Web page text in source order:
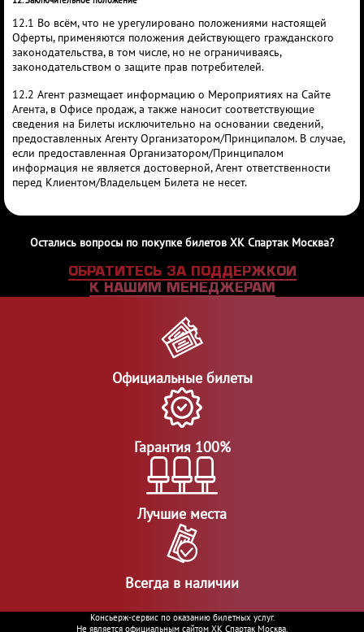
12.1 Во всём, что не урегулировано положениями настоящей
Оферты, применяются положения действующего гражданского
законодательства, в том числе, но не ограничиваясь,
законодательством о защите прав потребителей.
12.2 Агент размещает информацию о Мероприятиях на Сайте
Агента, в Офисе продаж, а также наносит соответствующие
сведения на Билеты исключительно на основании сведений,
предоставленных Агенту Организатором/Принципалом. В случае,
если предоставленная Организатором/Принципалом
информация не является достоверной, Агент ответственности
перед Клиентом/Владельцем Билета не несет.
Остались вопросы по покупке билетов ХК Спартак Москва?
ОБРАТИТЕСЬ ЗА ПОДДЕРЖКОЙ
К НАШИМ МЕНЕДЖЕРАМ
Официальные билеты
Гарантия 100%
Лучшие места
Всегда в наличии
Консьерж-сервис по оказанию билетных услуг.
Не является официальным сайтом ХК Спартак Москва.